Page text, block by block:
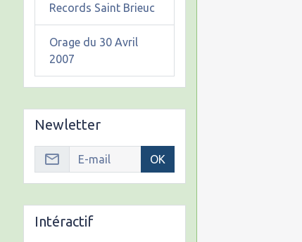
Records Saint Brieuc
Orage du 30 Avril
2007
Newletter
OK
Intéractif